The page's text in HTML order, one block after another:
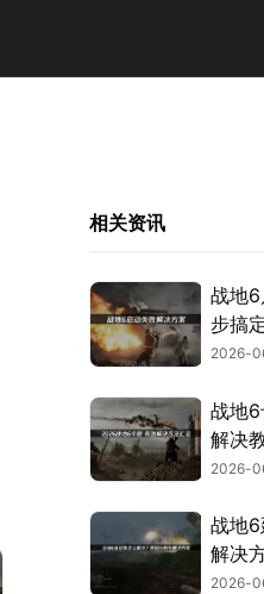
相关资讯
战地
步搞
安全
2026-
战地
解决
2026-
战地6
解决
2026-